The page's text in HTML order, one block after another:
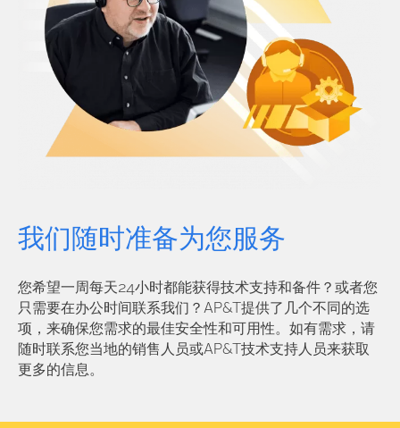
我们随时准备为您服务
您希望一周每天24小时都能获得技术支持和备件？或者您
只需要在办公时间联系我们？AP&T提供了几个不同的选
项，来确保您需求的最佳安全性和可用性。如有需求，请
随时联系您当地的销售人员或AP&T技术支持人员来获取
更多的信息。